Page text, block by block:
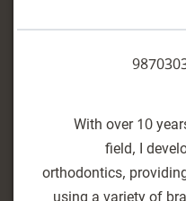
With over 10
field, I
orthodontics,